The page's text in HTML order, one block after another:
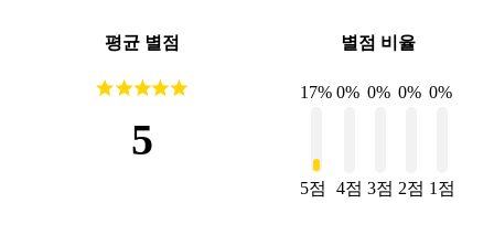
평균 별점
5
별점 비율
17% 0% 0% 0% 0%
5점 4점 3점 2점 1점